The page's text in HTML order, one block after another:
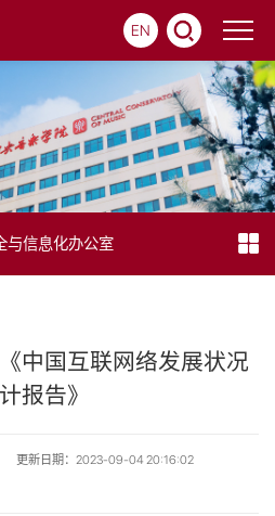
EN
与信息化办公室
中国互联网络发展状况
报告》
更新日期：2023-09-04 20:16:02